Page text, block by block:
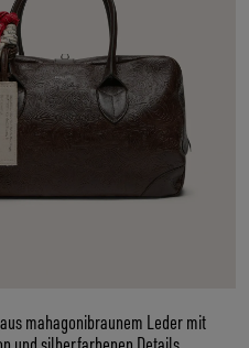
mahagonibraunem Leder mit